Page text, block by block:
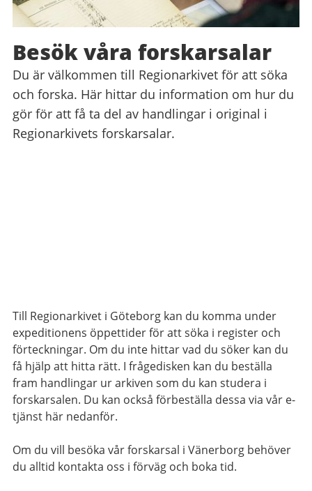
Besök våra forskarsalar
Du är välkommen till Regionarkivet för att söka
och forska. Här hittar du information om hur du
gör för att få ta del av handlingar i original i
Regionarkivets forskarsalar.
Till Regionarkivet i Göteborg kan du komma under
expeditionens öppettider för att söka i register och
förteckningar. Om du inte hittar vad du söker kan du
få hjälp att hitta rätt. I frågedisken kan du beställa
fram handlingar ur arkiven som du kan studera i
forskarsalen. Du kan också förbeställa dessa via vår e-
tjänst här nedanför.
Om du vill besöka vår forskarsal i Vänerborg behöver
du alltid kontakta oss i förväg och boka tid.